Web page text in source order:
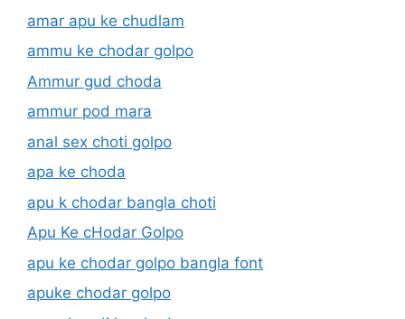
amar apu ke chudlam
ammu ke chodar golpo
Ammur gud choda
ammur pod mara
anal sex choti golpo
apa ke choda
apu k chodar bangla choti
Apu Ke cHodar Golpo
apu ke chodar golpo bangla font
apuke chodar golpo